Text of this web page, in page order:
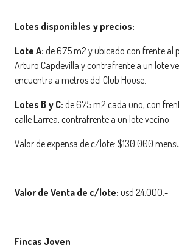
Lotes disponibles y precios:
Lote A: de 675 m2 y ubicado con frente al
Arturo Capdevilla y contrafrente a un lote
encuentra a metros del Club House.-
Lotes B y C: de 675 m2 cada uno, con
calle Larrea, contrafrente a un lote vecino.-
Valor de expensa de c/lote: $130.000
Valor de Venta de c/lote: usd 24.000.-
Fincas Joven